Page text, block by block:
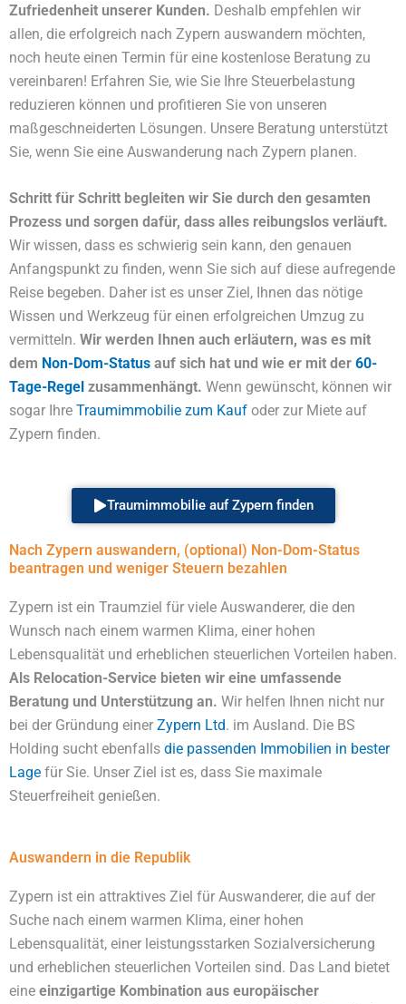
Zufriedenheit unserer Kunden. Deshalb empfehlen wir
allen, die erfolgreich nach Zypern auswandern möchten,
noch heute einen Termin für eine kostenlose Beratung zu
vereinbaren! Erfahren Sie, wie Sie Ihre Steuerbelastung
reduzieren können und profitieren Sie von unseren
maßgeschneiderten Lösungen. Unsere Beratung unterstützt
Sie, wenn Sie eine Auswanderung nach Zypern planen.
Schritt für Schritt begleiten wir Sie durch den gesamten
Prozess und sorgen dafür, dass alles reibungslos verläuft.
Wir wissen, dass es schwierig sein kann, den genauen
Anfangspunkt zu finden, wenn Sie sich auf diese aufregende
Reise begeben. Daher ist es unser Ziel, Ihnen das nötige
Wissen und Werkzeug für einen erfolgreichen Umzug zu
vermitteln. Wir werden Ihnen auch erläutern, was es mit
dem Non-Dom-Status auf sich hat und wie er mit der 60-
Tage-Regel zusammenhängt. Wenn gewünscht, können wir
sogar Ihre Traumimmobilie zum Kauf oder zur Miete auf
Zypern finden.
Traumimmobilie auf Zypern finden
Nach Zypern auswandern, (optional) Non-Dom-Status
beantragen und weniger Steuern bezahlen
Zypern ist ein Traumziel für viele Auswanderer, die den
Wunsch nach einem warmen Klima, einer hohen
Lebensqualität und erheblichen steuerlichen Vorteilen haben.
Als Relocation-Service bieten wir eine umfassende
Beratung und Unterstützung an. Wir helfen Ihnen nicht nur
bei der Gründung einer Zypern Ltd. im Ausland. Die BS
Holding sucht ebenfalls die passenden Immobilien in bester
Lage für Sie. Unser Ziel ist es, dass Sie maximale
Steuerfreiheit genießen.
Auswandern in die Republik
Zypern ist ein attraktives Ziel für Auswanderer, die auf der
Suche nach einem warmen Klima, einer hohen
Lebensqualität, einer leistungsstarken Sozialversicherung
und erheblichen steuerlichen Vorteilen sind. Das Land bietet
eine einzigartige Kombination aus europäischer